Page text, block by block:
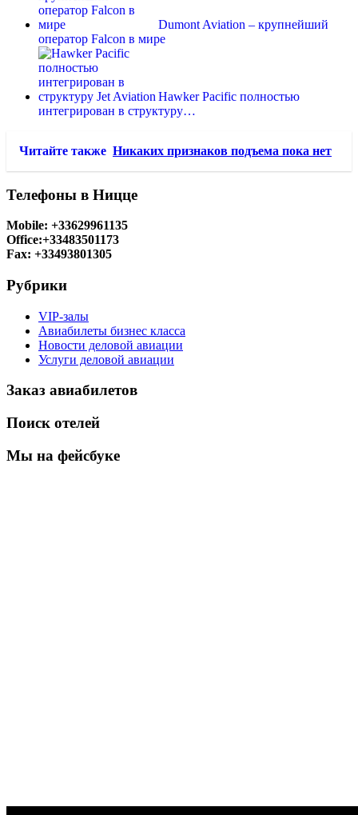
Dumont Aviation – крупнейший
оператор Falcon в мире
Hawker Pacific полностью
интегрирован в структуру…
Читайте также Никаких признаков подъема пока нет
Телефоны в Ницце
Mobile: +33629961135
Office:+33483501173
Fax: +33493801305
Рубрики
VIP-залы
Авиабилеты бизнес класса
Новости деловой авиации
Услуги деловой авиации
Заказ авиабилетов
Поиск отелей
Мы на фейсбуке